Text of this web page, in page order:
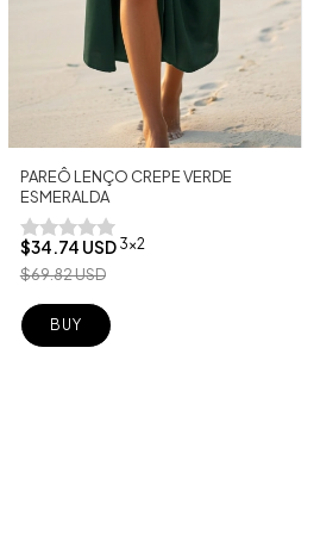
PAREÔ LENÇO CREPE VERDE
ESMERALDA
$34.74 USD 3x2
$69.82 USD